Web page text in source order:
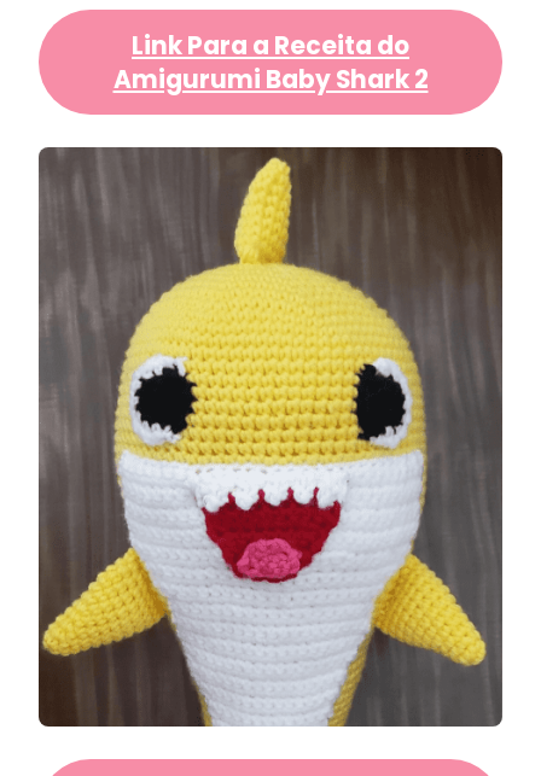
Link Para a Receita do
Amigurumi Baby Shark 2